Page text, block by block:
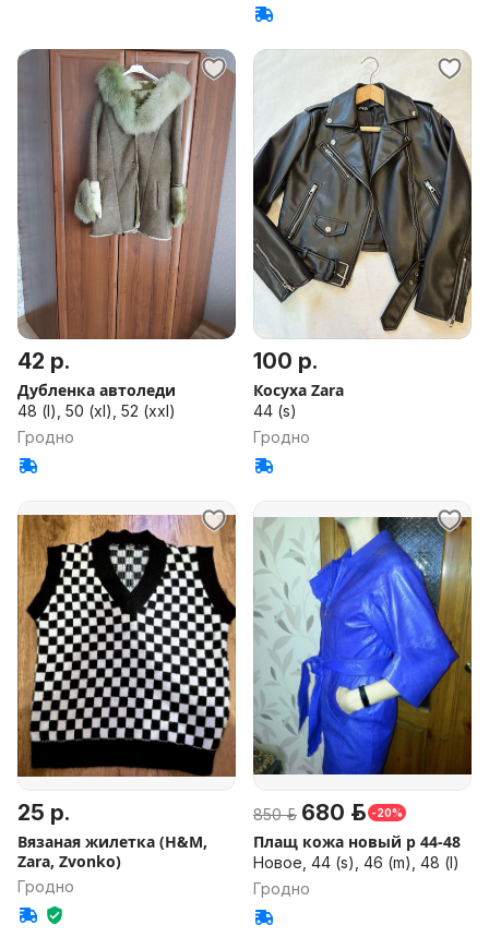
42 р.
Дубленка автоледи
48 (l), 50 (xl), 52 (xxl)
Гродно
100 р.
Косуха Zara
44 (s)
Гродно
25 р.
Вязаная жилетка (H&M,
Zara, Zvonko)
Гродно
850 р. 680 р. -20%
Плащ кожа новый р 44-48
Новое, 44 (s), 46 (m), 48 (l)
Гродно